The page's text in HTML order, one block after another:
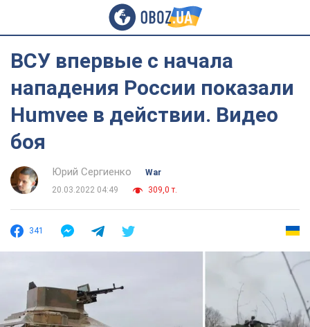
ВСУ впервые с начала
нападения России показали
Humvee в действии. Видео
боя
Юрий Сергиенко
War
20.03.2022 04:49
309,0 т.
341